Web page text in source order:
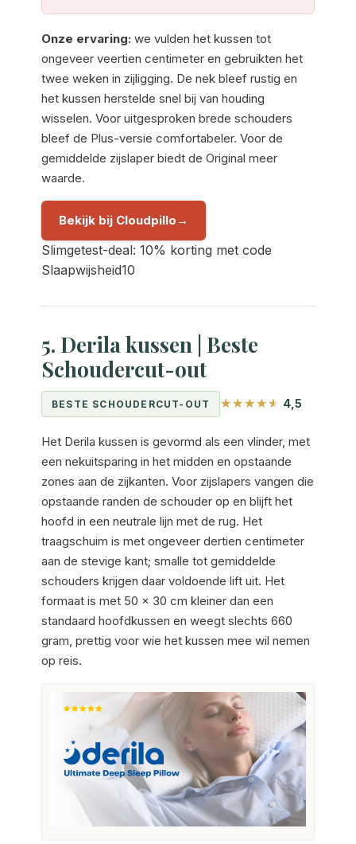
Onze ervaring: we vulden het kussen tot
ongeveer veertien centimeter en gebruikten het
twee weken in zijligging. De nek bleef rustig en
het kussen herstelde snel bij van houding
wisselen. Voor uitgesproken brede schouders
bleef de Plus-versie comfortabeler. Voor de
gemiddelde zijslaper biedt de Original meer
waarde.
Bekijk bij Cloudpillo
Slimgetest-deal: 10% korting met code
Slaapwijsheid10
5. Derila kussen | Beste
Schoudercut-out
BESTE SCHOUDERCUT-OUT 4,5
Het Derila kussen is gevormd als een vlinder, met
een nekuitsparing in het midden en opstaande
zones aan de zijkanten. Voor zijslapers vangen die
opstaande randen de schouder op en blijft het
hoofd in een neutrale lijn met de rug. Het
traagschuim is met ongeveer dertien centimeter
aan de stevige kant; smalle tot gemiddelde
schouders krijgen daar voldoende lift uit. Het
formaat is met 50 x 30 cm kleiner dan een
standaard hoofdkussen en weegt slechts 660
gram, prettig voor wie het kussen mee wil nemen
op reis.